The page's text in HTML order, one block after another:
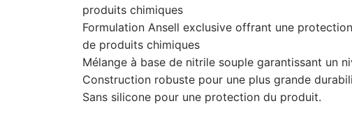
produits chimiques
Formulation Ansell exclusive offrant une
de produits chimiques
Mélange à base de nitrile souple garantissant un
Construction robuste pour une plus grande
Sans silicone pour une protection du produit.